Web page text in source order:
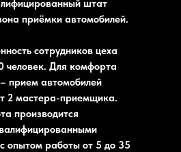
штат
приёмки автомобилей.
сотрудников цеха
человек. Для комфорта
прием автомобилей
2 мастера-приемщика.
производится
опытом работы от 5 до 35